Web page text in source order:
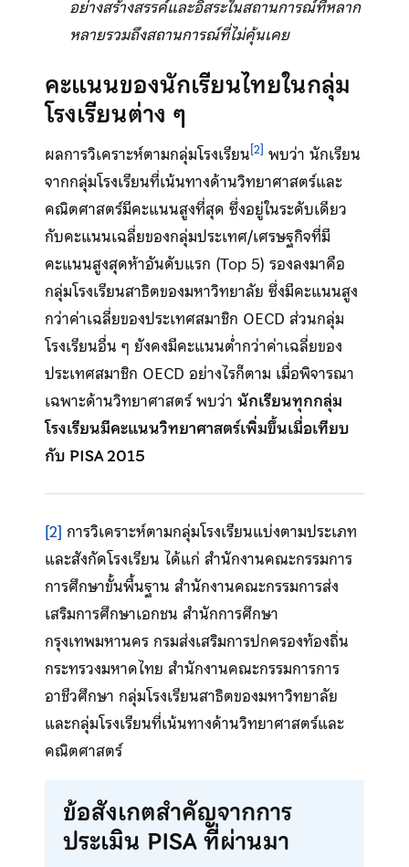
อย่างสร้างสรรค์และอิสระในสถานการณ์ที่หลาก
หลายรวมถึงสถานการณ์ที่ไม่คุ้นเคย
คะแนนของนักเรียนไทยในกลุ่ม
โรงเรียนต่าง ๆ
ผลการวิเคราะห์ตามกลุ่มโรงเรียน[2] พบว่า นักเรียน
จากกลุ่มโรงเรียนที่เน้นทางด้านวิทยาศาสตร์และ
คณิตศาสตร์มีคะแนนสูงที่สุด ซึ่งอยู่ในระดับเดียว
กับคะแนนเฉลี่ยของกลุ่มประเทศ/เศรษฐกิจที่มี
คะแนนสูงสุดห้าอันดับแรก (Top 5) รองลงมาคือ
กลุ่มโรงเรียนสาธิตของมหาวิทยาลัย ซึ่งมีคะแนนสูง
กว่าค่าเฉลี่ยของประเทศสมาชิก OECD ส่วนกลุ่ม
โรงเรียนอื่น ๆ ยังคงมีคะแนนต่ำกว่าค่าเฉลี่ยของ
ประเทศสมาชิก OECD อย่างไรก็ตาม เมื่อพิจารณา
เฉพาะด้านวิทยาศาสตร์ พบว่า นักเรียนทุกกลุ่ม
โรงเรียนมีคะแนนวิทยาศาสตร์เพิ่มขึ้นเมื่อเทียบ
กับ PISA 2015
[2] การวิเคราะห์ตามกลุ่มโรงเรียนแบ่งตามประเภท
และสังกัดโรงเรียน ได้แก่ สำนักงานคณะกรรมการ
การศึกษาขั้นพื้นฐาน สำนักงานคณะกรรมการส่ง
เสริมการศึกษาเอกชน สำนักการศึกษา
กรุงเทพมหานคร กรมส่งเสริมการปกครองท้องถิ่น
กระทรวงมหาดไทย สำนักงานคณะกรรมการการ
อาชีวศึกษา กลุ่มโรงเรียนสาธิตของมหาวิทยาลัย
และกลุ่มโรงเรียนที่เน้นทางด้านวิทยาศาสตร์และ
คณิตศาสตร์
ข้อสังเกตสำคัญจากการ
ประเมิน PISA ที่ผ่านมา